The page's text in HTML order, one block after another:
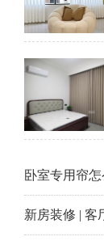
卧室专用帘
新房装修 | 客